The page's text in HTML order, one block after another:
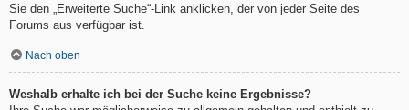
Sie den „Erweiterte Suche“-Link anklicken, der von jeder Seite des
Forums aus verfügbar ist.
Nach oben
Weshalb erhalte ich bei der Suche keine Ergebnisse?